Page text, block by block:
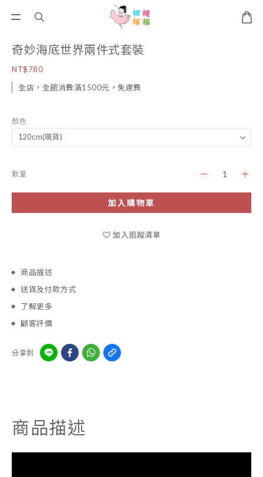
奇妙海底世界兩件式套裝
NT$780
全店，全館消費滿1500元，免運費
顏色
數量
加入購物車
加入追蹤清單
商品描述
送貨及付款方式
了解更多
顧客評價
分享到
商品描述